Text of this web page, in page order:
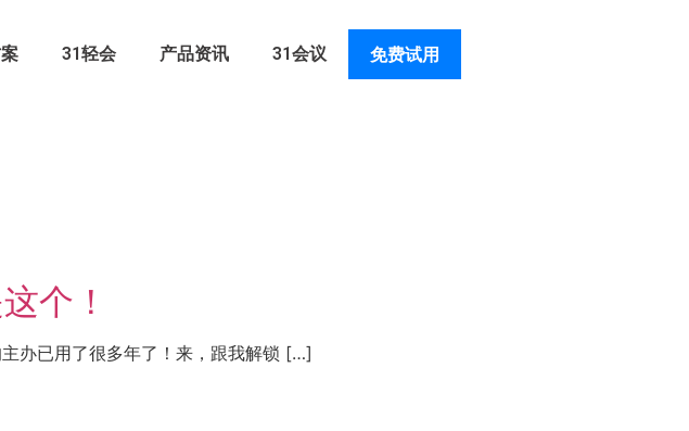
31轻会 产品资讯 31会议 免费试用
个！
办已用了很多年了！来，跟我解锁 […]